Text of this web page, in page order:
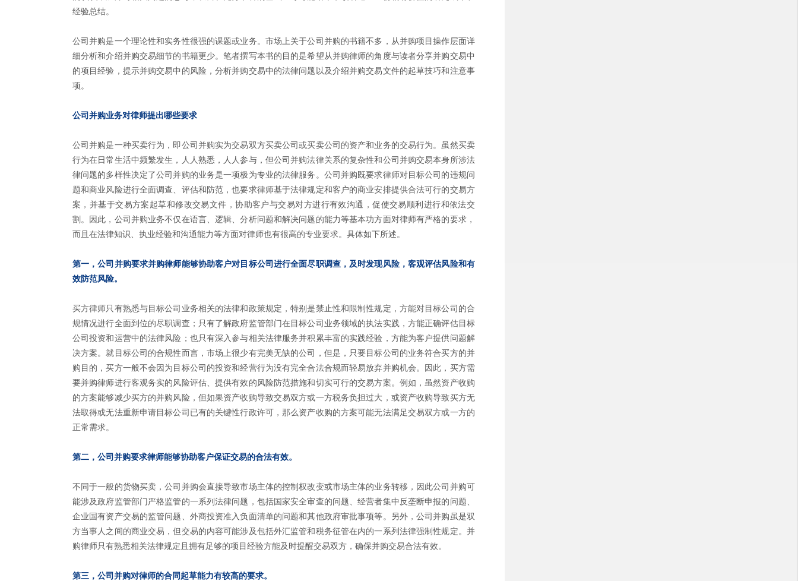
经验总结。
公司并购是一个理论性和实务性很强的课题或业务。市场上关于公司并购的书籍不多，从并购项目操作层面详
细分析和介绍并购交易细节的书籍更少。笔者撰写本书的目的是希望从并购律师的角度与读者分享并购交易中
的项目经验，提示并购交易中的风险，分析并购交易中的法律问题以及介绍并购交易文件的起草技巧和注意事
项。
公司并购业务对律师提出哪些要求
公司并购是一种买卖行为，即公司并购实为交易双方买卖公司或买卖公司的资产和业务的交易行为。虽然买卖
行为在日常生活中频繁发生，人人熟悉，人人参与，但公司并购法律关系的复杂性和公司并购交易本身所涉法
律问题的多样性决定了公司并购的业务是一项极为专业的法律服务。公司并购既要求律师对目标公司的违规问
题和商业风险进行全面调查、评估和防范，也要求律师基于法律规定和客户的商业安排提供合法可行的交易方
案，并基于交易方案起草和修改交易文件，协助客户与交易对方进行有效沟通，促使交易顺利进行和依法交
割。因此，公司并购业务不仅在语言、逻辑、分析问题和解决问题的能力等基本功方面对律师有严格的要求，
而且在法律知识、执业经验和沟通能力等方面对律师也有很高的专业要求。具体如下所述。
第一，公司并购要求并购律师能够协助客户对目标公司进行全面尽职调查，及时发现风险，客观评估风险和有
效防范风险。
买方律师只有熟悉与目标公司业务相关的法律和政策规定，特别是禁止性和限制性规定，方能对目标公司的合
规情况进行全面到位的尽职调查；只有了解政府监管部门在目标公司业务领域的执法实践，方能正确评估目标
公司投资和运营中的法律风险；也只有深入参与相关法律服务并积累丰富的实践经验，方能为客户提供问题解
决方案。就目标公司的合规性而言，市场上很少有完美无缺的公司，但是，只要目标公司的业务符合买方的并
购目的，买方一般不会因为目标公司的投资和经营行为没有完全合法合规而轻易放弃并购机会。因此，买方需
要并购律师进行客观务实的风险评估、提供有效的风险防范措施和切实可行的交易方案。例如，虽然资产收购
的方案能够减少买方的并购风险，但如果资产收购导致交易双方或一方税务负担过大，或资产收购导致买方无
法取得或无法重新申请目标公司已有的关键性行政许可，那么资产收购的方案可能无法满足交易双方或一方的
正常需求。
第二，公司并购要求律师能够协助客户保证交易的合法有效。
不同于一般的货物买卖，公司并购会直接导致市场主体的控制权改变或市场主体的业务转移，因此公司并购可
能涉及政府监管部门严格监管的一系列法律问题，包括国家安全审查的问题、经营者集中反垄断申报的问题、
企业国有资产交易的监管问题、外商投资准入负面清单的问题和其他政府审批事项等。另外，公司并购虽是双
方当事人之间的商业交易，但交易的内容可能涉及包括外汇监管和税务征管在内的一系列法律强制性规定。并
购律师只有熟悉相关法律规定且拥有足够的项目经验方能及时提醒交易双方，确保并购交易合法有效。
第三，公司并购对律师的合同起草能力有较高的要求。